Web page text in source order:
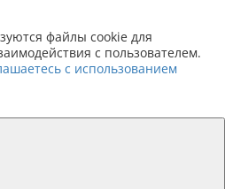
файлы cookie для
с пользователем.
с использованием